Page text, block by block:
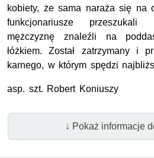
kobiety, że sama naraża się na
funkcjonariusze przeszukali
mężczyznę znaleźli na
łóżkiem. Został zatrzymany i
karnego, w którym spędzi
asp. szt. Robert Koniuszy
↓ Pokaż informacje